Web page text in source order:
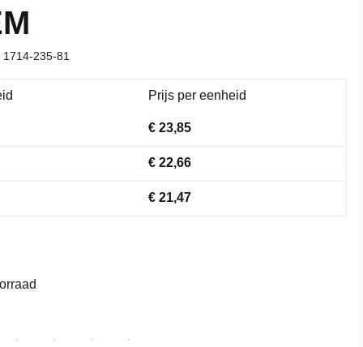
1714-235-81
Prijs per eenheid
€ 23,85
€ 22,66
€ 21,47